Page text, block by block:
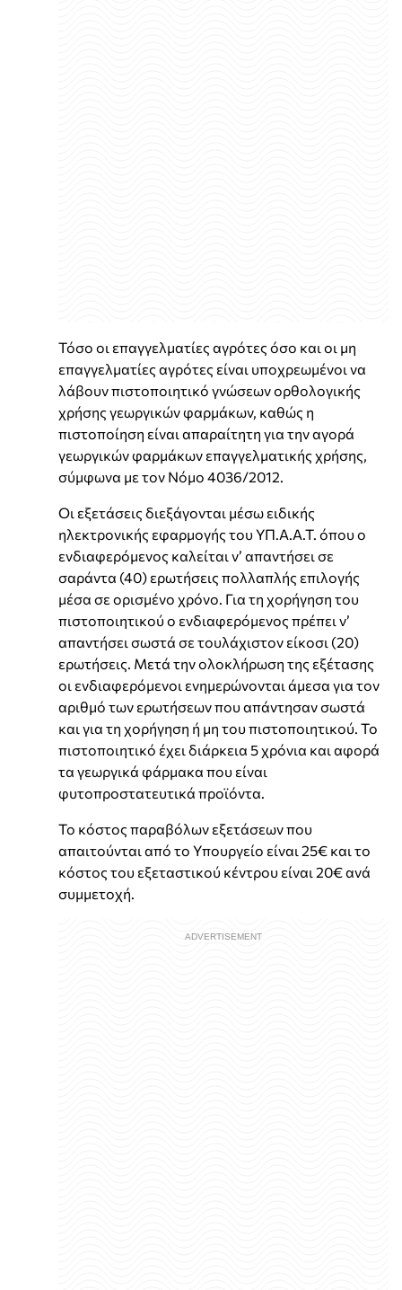
Τόσο οι επαγγελματίες αγρότες όσο και οι μη
επαγγελματίες αγρότες είναι υποχρεωμένοι να
λάβουν πιστοποιητικό γνώσεων ορθολογικής
χρήσης γεωργικών φαρμάκων, καθώς η
πιστοποίηση είναι απαραίτητη για την αγορά
γεωργικών φαρμάκων επαγγελματικής χρήσης,
σύμφωνα με τον Νόμο 4036/2012.
Οι εξετάσεις διεξάγονται μέσω ειδικής
ηλεκτρονικής εφαρμογής του ΥΠ.Α.Α.Τ. όπου ο
ενδιαφερόμενος καλείται ν’ απαντήσει σε
σαράντα (40) ερωτήσεις πολλαπλής επιλογής
μέσα σε ορισμένο χρόνο. Για τη χορήγηση του
πιστοποιητικού ο ενδιαφερόμενος πρέπει ν’
απαντήσει σωστά σε τουλάχιστον είκοσι (20)
ερωτήσεις. Μετά την ολοκλήρωση της εξέτασης
οι ενδιαφερόμενοι ενημερώνονται άμεσα για τον
αριθμό των ερωτήσεων που απάντησαν σωστά
και για τη χορήγηση ή μη του πιστοποιητικού. Το
πιστοποιητικό έχει διάρκεια 5 χρόνια και αφορά
τα γεωργικά φάρμακα που είναι
φυτοπροστατευτικά προϊόντα.
Το κόστος παραβόλων εξετάσεων που
απαιτούνται από το Υπουργείο είναι 25€ και το
κόστος του εξεταστικού κέντρου είναι 20€ ανά
συμμετοχή.